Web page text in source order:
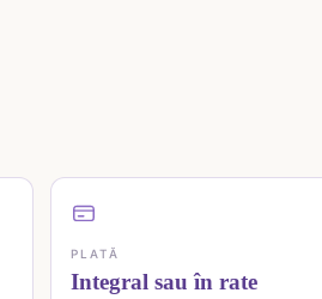
PLATĂ
Integral sau în rate